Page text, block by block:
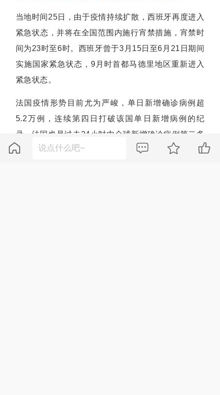
当地时间25日，由于疫情持续扩散，西班牙再度进入
紧急状态，并将在全国范围内施行宵禁措施，宵禁时
间为23时至6时。西班牙曾于3月15日至6月21日期间
实施国家紧急状态，9月时首都马德里地区重新进入
紧急状态。
法国疫情形势目前尤为严峻，单日新增确诊病例超
5.2万例，连续第四日打破该国单日新增病例的纪
录。法国也是过去24小时内全球新增确诊病例第二多
的国家，仅次于美国。至此，法国累计确诊病例数已
   